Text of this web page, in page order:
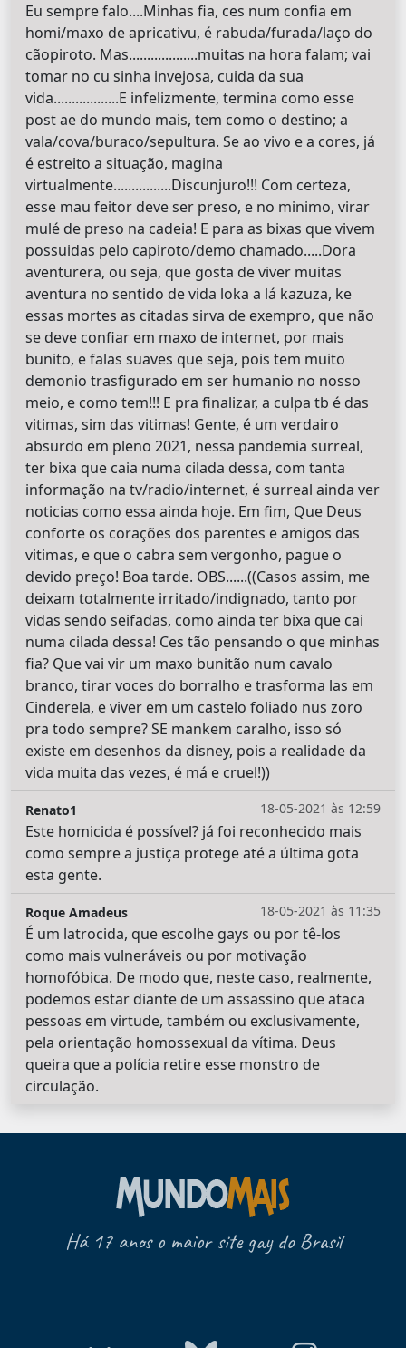
Eu sempre falo....Minhas fia, ces num confia em
homi/maxo de apricativu, é rabuda/furada/laço do
cãopiroto. Mas...................muitas na hora falam; vai
tomar no cu sinha invejosa, cuida da sua
vida..................E infelizmente, termina como esse
post ae do mundo mais, tem como o destino; a
vala/cova/buraco/sepultura. Se ao vivo e a cores, já
é estreito a situação, magina
virtualmente................Discunjuro!!! Com certeza,
esse mau feitor deve ser preso, e no minimo, virar
mulé de preso na cadeia! E para as bixas que vivem
possuidas pelo capiroto/demo chamado.....Dora
aventurera, ou seja, que gosta de viver muitas
aventura no sentido de vida loka a lá kazuza, ke
essas mortes as citadas sirva de exempro, que não
se deve confiar em maxo de internet, por mais
bunito, e falas suaves que seja, pois tem muito
demonio trasfigurado em ser humanio no nosso
meio, e como tem!!! E pra finalizar, a culpa tb é das
vitimas, sim das vitimas! Gente, é um verdairo
absurdo em pleno 2021, nessa pandemia surreal,
ter bixa que caia numa cilada dessa, com tanta
informação na tv/radio/internet, é surreal ainda ver
noticias como essa ainda hoje. Em fim, Que Deus
conforte os corações dos parentes e amigos das
vitimas, e que o cabra sem vergonho, pague o
devido preço! Boa tarde. OBS......((Casos assim, me
deixam totalmente irritado/indignado, tanto por
vidas sendo seifadas, como ainda ter bixa que cai
numa cilada dessa! Ces tão pensando o que minhas
fia? Que vai vir um maxo bunitão num cavalo
branco, tirar voces do borralho e trasforma las em
Cinderela, e viver em um castelo foliado nus zoro
pra todo sempre? SE mankem caralho, isso só
existe em desenhos da disney, pois a realidade da
vida muita das vezes, é má e cruel!))
18-05-2021 às 12:59
Renato1
Este homicida é possível? já foi reconhecido mais
como sempre a justiça protege até a última gota
esta gente.
18-05-2021 às 11:35
Roque Amadeus
É um latrocida, que escolhe gays ou por tê-los
como mais vulneráveis ou por motivação
homofóbica. De modo que, neste caso, realmente,
podemos estar diante de um assassino que ataca
pessoas em virtude, também ou exclusivamente,
pela orientação homossexual da vítima. Deus
queira que a polícia retire esse monstro de
circulação.
Há 17 anos o maior site gay do Brasil